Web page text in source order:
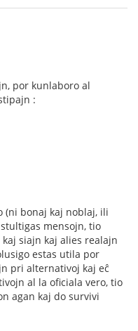
por kunlaboro al
:
(ni bonaj kaj noblaj, ili
mensojn, tio
siajn kaj alies realajn
estas utila por
pri alternativoj kaj eĉ
al la oficiala vero, tio
agan kaj do survivi